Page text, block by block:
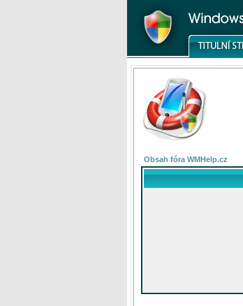
Obsah fóra WMHelp.cz